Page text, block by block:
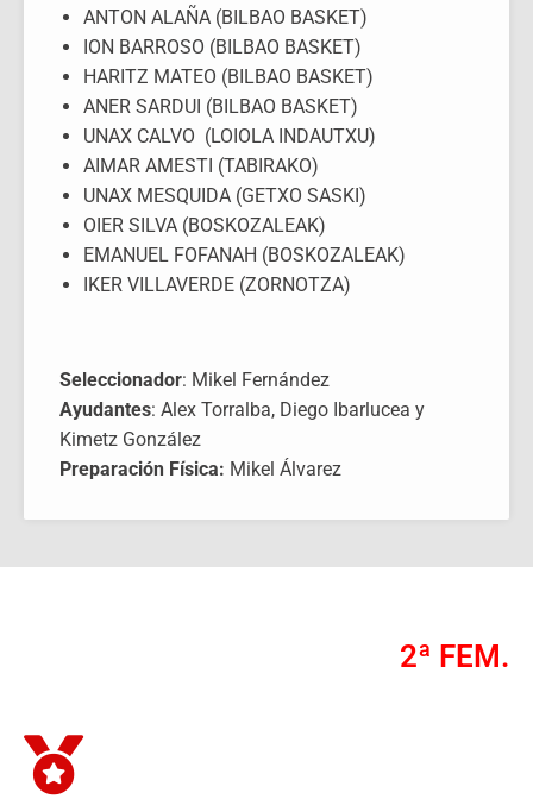
ANTON ALAÑA (BILBAO BASKET)
ION BARROSO (BILBAO BASKET)
HARITZ MATEO (BILBAO BASKET)
ANER SARDUI (BILBAO BASKET)
UNAX CALVO (LOIOLA INDAUTXU)
AIMAR AMESTI (TABIRAKO)
UNAX MESQUIDA (GETXO SASKI)
OIER SILVA (BOSKOZALEAK)
EMANUEL FOFANAH (BOSKOZALEAK)
IKER VILLAVERDE (ZORNOTZA)
Seleccionador: Mikel Fernández
Ayudantes: Alex Torralba, Diego Ibarlucea y
Kimetz González
Preparación Física: Mikel Álvarez
2ª FEM.